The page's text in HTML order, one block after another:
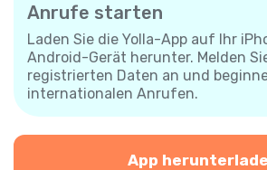
Anrufe starten
Laden Sie die Yolla-App auf Ihr
Android-Gerät herunter. Melden
registrierten Daten an und
internationalen Anrufen.
App